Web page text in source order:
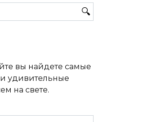
вы найдете самые
удивительные
на свете.